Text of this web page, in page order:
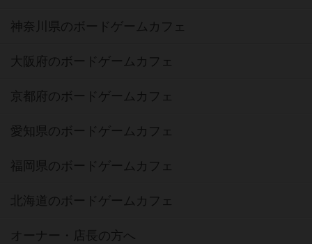
神奈川県のボードゲームカフェ
大阪府のボードゲームカフェ
京都府のボードゲームカフェ
愛知県のボードゲームカフェ
福岡県のボードゲームカフェ
北海道のボードゲームカフェ
オーナー・店長の方へ